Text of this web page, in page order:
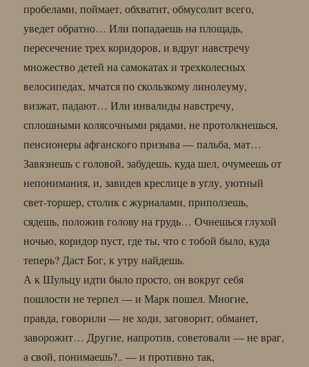
пробелами, поймает, обхватит, обмусолит всего,
уведет обратно… Или попадаешь на площадь,
пересечение трех коридоров, и вдруг навстречу
множество детей на самокатах и трехколесных
велосипедах, мчатся по скользкому линолеуму,
визжат, падают… Или инвалиды навстречу,
сплошными колясочными рядами, не протолкнешься,
пенсионеры афганского призыва — пальба, мат…
Завязнешь с головой, забудешь, куда шел, очумеешь от
непонимания, и, завидев креслице в углу, уютный
свет-торшер, столик с журналами, приползешь,
сядешь, положив голову на грудь… Очнешься глухой
ночью, коридор пуст, где ты, что с тобой было, куда
теперь? Даст Бог, к утру найдешь.
А к Шульцу идти было просто, он вокруг себя
пошлости не терпел — и Марк пошел. Многие,
правда, говорили — не ходи, заговорит, обманет,
заворожит… Другие, напротив, советовали — не враг,
а свой, понимаешь?.. — и противно так,